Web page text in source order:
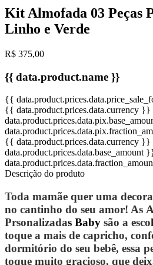
Kit Almofada 03 Peças
Linho e Verde
R$ 375,00
{{ data.product.name }}
{{
{{ data.product.prices.data.currency }}
{{ data.product.prices.data.currency }}
data.product.prices.data.base_amount
Descrição do produto
Toda mamãe quer uma
no cantinho do seu amor! As
Prsonalizadas Baby são a
toque a mais de capricho,
dormitório do seu bebê, essa
toque muito gracioso, que